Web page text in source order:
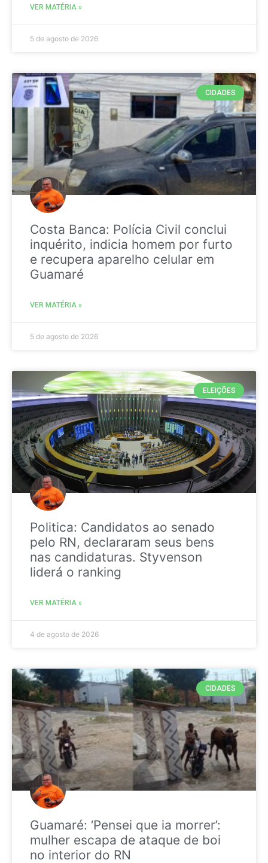
VER MATÉRIA »
5 de agosto de 2026
CIDADES
Costa Banca: Polícia Civil conclui
inquérito, indicia homem por furto
e recupera aparelho celular em
Guamaré
VER MATÉRIA »
5 de agosto de 2026
ELEIÇÕES
Politica: Candidatos ao senado
pelo RN, declararam seus bens
nas candidaturas. Styvenson
liderá o ranking
VER MATÉRIA »
4 de agosto de 2026
CIDADES
Guamaré: ‘Pensei que ia morrer’:
mulher escapa de ataque de boi
no interior do RN